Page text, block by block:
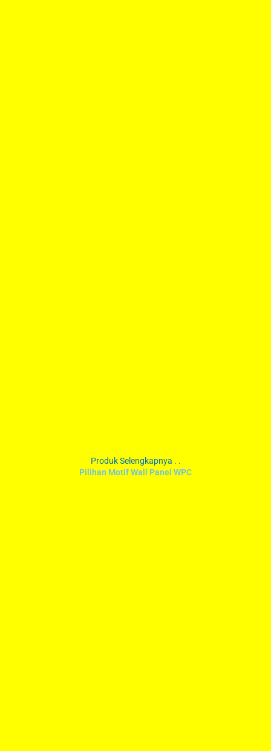
Produk Selengkapnya . .
Pilihan Motif Wall Panel WPC